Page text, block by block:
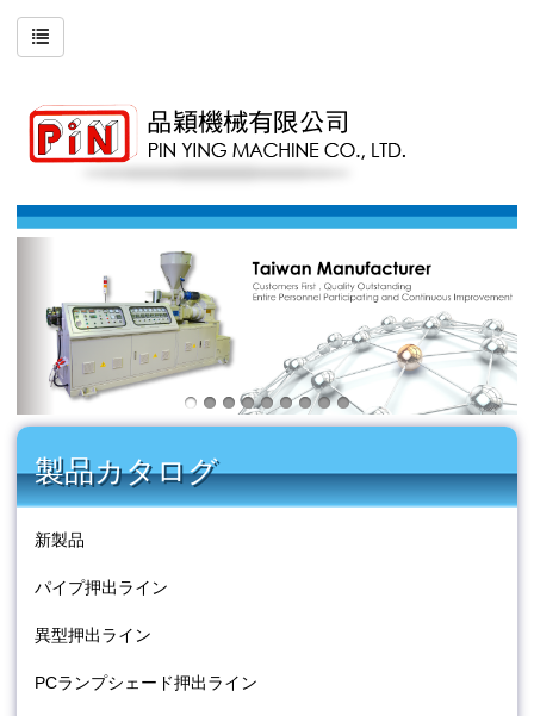
製品カタログ
新製品
パイプ押出ライン
異型押出ライン
PCランプシェード押出ライン